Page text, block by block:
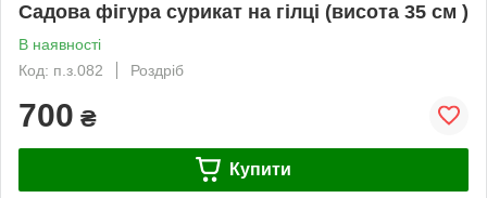
Садова фігура сурикат на гілці (висота 35 см )
В наявності
Код: п.з.082
Роздріб
700 ₴
Купити